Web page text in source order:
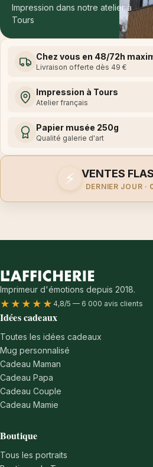
Impression dans notre atelier à
Tours
Chez vous en 48/72h
Livraison offerte dès 49 €
Impression à Tours
Atelier français
Papier musée 250g
Qualité galerie d'art
⚡ VENTES
DERNIER JOUR ·
Imprimeur d'émotions depuis 2018.
★★★★★ 4,8/5 — 6 000 avis clients
Idées cadeaux
Toutes les idées cadeaux
Mug personnalisé
Cadeau Maman
Cadeau Papa
Cadeau Couple
Cadeau Mamie
Boutique
Tous les portraits